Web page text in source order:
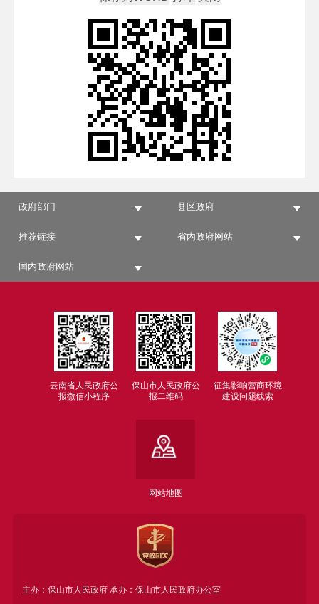
政府部门 县区政府
推荐链接 省内政府网站
国内政府网站
云南省人民政府公
报微信小程序
保山市人民政府公
报二维码
征集影响营商环境
建设问题线索
网站地图
主办：保山市人民政府 承办：保山市人民政府办公室